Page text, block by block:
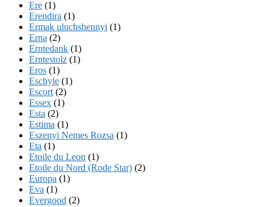
Ere (1)
Erendira (1)
Ermak uluchshennyi (1)
Erna (2)
Erntedank (1)
Erntestolz (1)
Eros (1)
Eschyle (1)
Escort (2)
Essex (1)
Esta (2)
Estima (1)
Eszenyi Nemes Rozsa (1)
Eta (1)
Etoile du Leon (1)
Etoile du Nord (Rode Star) (2)
Europa (1)
Eva (1)
Evergood (2)